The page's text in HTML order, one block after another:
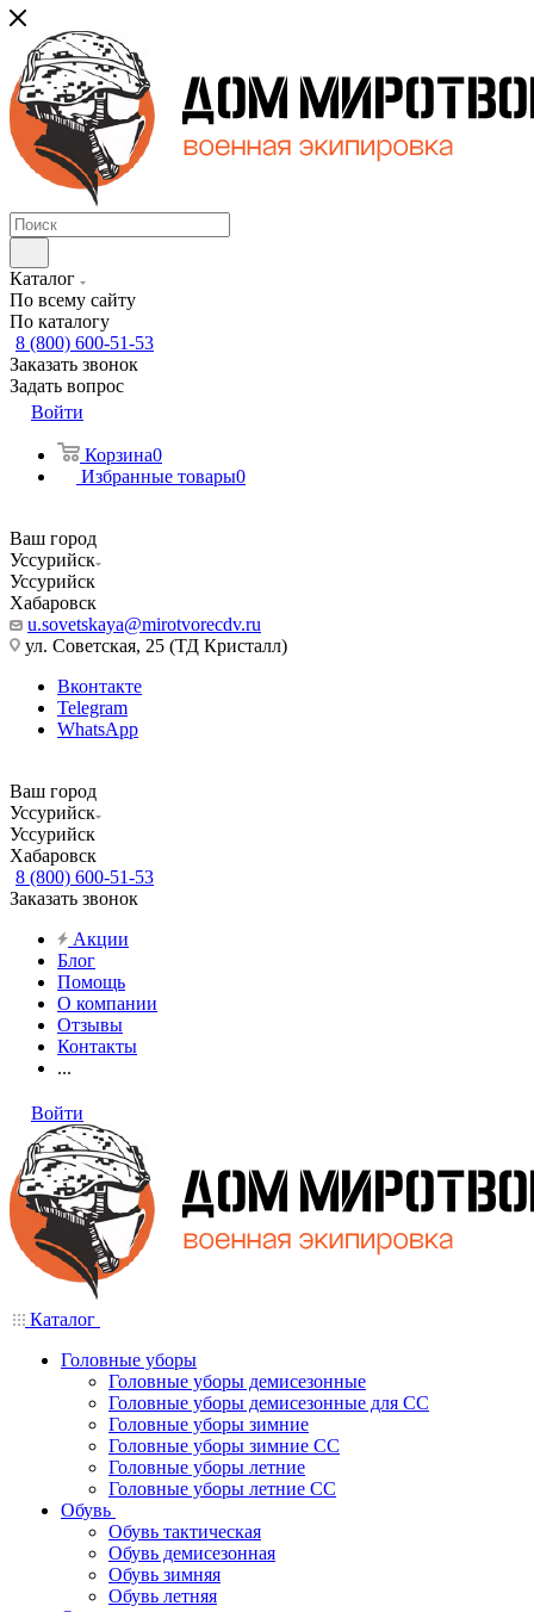
Каталог
По всему сайту
По каталогу
8 (800) 600-51-53
Заказать звонок
Задать вопрос
Войти
Корзина0
Избранные товары0
Ваш город
Уссурийск
Уссурийск
Хабаровск
u.sovetskaya@mirotvorecdv.ru
ул. Советская, 25 (ТД Кристалл)
Вконтакте
Telegram
WhatsApp
Ваш город
Уссурийск
Уссурийск
Хабаровск
8 (800) 600-51-53
Заказать звонок
Акции
Блог
Помощь
О компании
Отзывы
Контакты
...
Войти
Каталог
Головные уборы
Головные уборы демисезонные
Головные уборы демисезонные для СС
Головные уборы зимние
Головные уборы зимние СС
Головные уборы летние
Головные уборы летние СС
Обувь
Обувь тактическая
Обувь демисезонная
Обувь зимняя
Обувь летняя